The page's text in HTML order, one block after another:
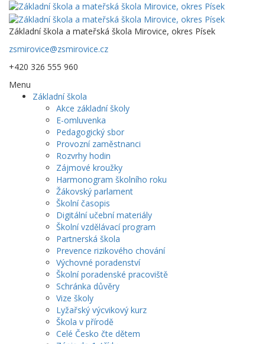
Základní škola a mateřská škola Mirovice, okres Písek
zsmirovice@zsmirovice.cz
+420 326 555 960
Menu
Základní škola
Akce základní školy
E-omluvenka
Pedagogický sbor
Provozní zaměstnanci
Rozvrhy hodin
Zájmové kroužky
Harmonogram školního roku
Žákovský parlament
Školní časopis
Digitální učební materiály
Školní vzdělávací program
Partnerská škola
Prevence rizikového chování
Výchovné poradenství
Školní poradenské pracoviště
Schránka důvěry
Vize školy
Lyžařský výcvikový kurz
Škola v přírodě
Celé Česko čte dětem